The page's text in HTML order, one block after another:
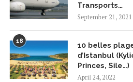
Transports…
September 21, 2021
18
10 belles
d’Istanbul
Princes, Sile…)
April 24, 2022